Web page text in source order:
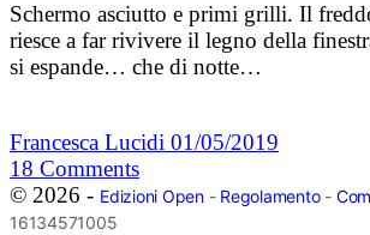
Schermo asciutto e primi grilli. Il
riesce a far rivivere il legno della
si espande… che di notte…
Francesca Lucidi 01/05/2019
18 Comments
© 2026 - Edizioni Open- Regolamento-
16134571005